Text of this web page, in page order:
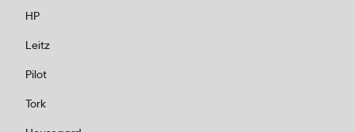
HP
Leitz
Pilot
Tork